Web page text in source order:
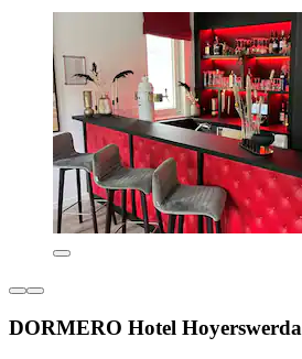
DORMERO Hotel Hoyerswerda